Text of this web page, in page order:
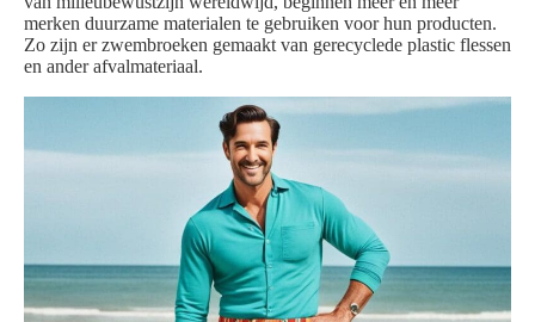
merken duurzame materialen te gebruiken voor hun producten.
Zo zijn er zwembroeken gemaakt van gerecyclede plastic flessen
en ander afvalmateriaal.